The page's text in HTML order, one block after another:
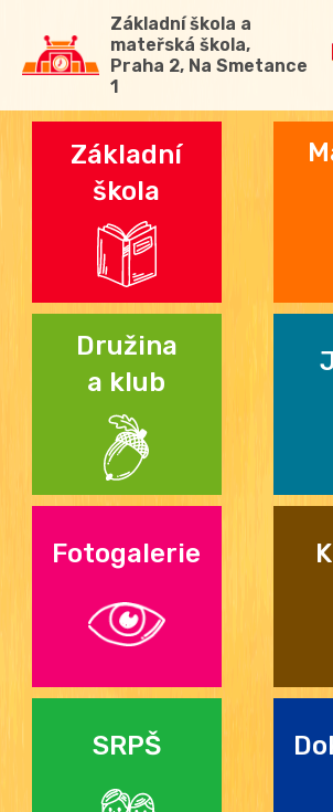
Základní škola a
mateřská škola,
Praha 2, Na Smetance
1
Základní
škola
Družina
a klub
Fotogalerie
SRPŠ